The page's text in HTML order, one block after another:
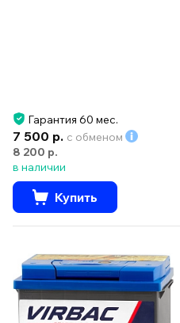
Гарантия 60 мес.
7 500 р. с обменом
8 200 р.
в наличии
Купить